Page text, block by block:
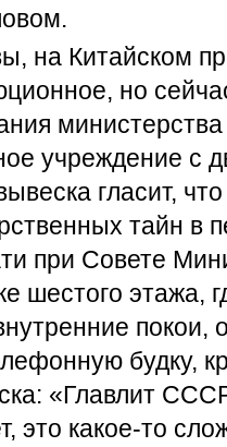
на Китайском
но
министерства
учреждение с
гласит,
тайн в
при Совете
шестого этажа,
покои,
будку,
«Главлит
это какое-то